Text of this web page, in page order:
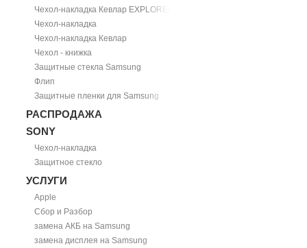
Чехол-накладка Кевлар EXPLORER
Чехол-накладка
Чехол-накладка Кевлар
Чехол - книжка
Защитные стекла Samsung
Флип
Защитные пленки для Samsung
РАСПРОДАЖА
SONY
Чехол-накладка
Защитное стекло
УСЛУГИ
Apple
Сбор и Разбор
замена АКБ на Samsung
замена дисплея на Samsung